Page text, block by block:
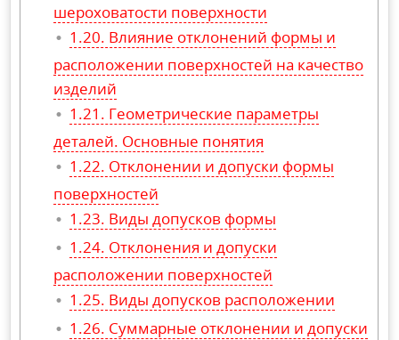
шероховатости поверхности
Влияние отклонений формы и
расположении поверхностей на качество
изделий
Геометрические параметры
деталей. Основные понятия
Отклонении и допуски формы
поверхностей
Виды допусков формы
Отклонения и допуски
расположении поверхностей
Виды допусков расположении
Суммарные отклонении и допуски